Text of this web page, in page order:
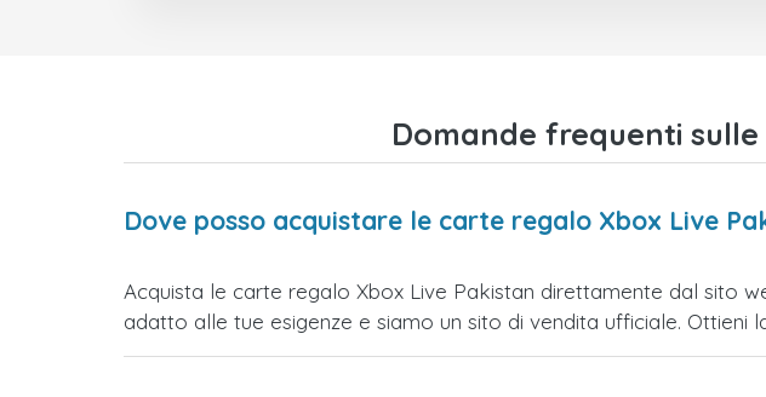
Domande frequenti
Dove posso acquistare le carte regalo Xbox Live
Acquista le carte regalo Xbox Live Pakistan direttamente dal sito
adatto alle tue esigenze e siamo un sito di vendita ufficiale. Ottieni